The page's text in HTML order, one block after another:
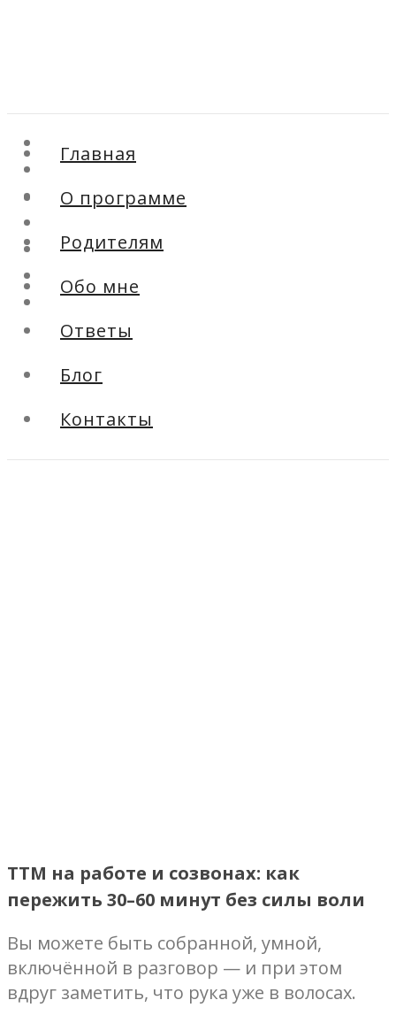
Главная
Родителям
Ответы
Блог
Главная
О программе
Родителям
Обо мне
Ответы
Блог
Контакты
ТТМ на работе и созвонах: как
пережить 30–60 минут без силы воли
Вы можете быть собранной, умной,
включённой в разговор — и при этом
вдруг заметить, что рука уже в волосах.